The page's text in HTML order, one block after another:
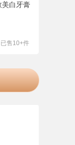
美白牙膏
已售10+件